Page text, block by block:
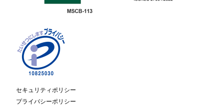
セキュリティポリシー
プライバシーポリシー